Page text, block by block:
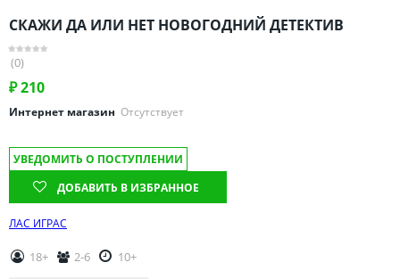
Саратовская область
Свердловская область
Смоленская область
Ставропольский край
Татарстан
Тверская область
Удмуртия
СКАЖИ ДА ИЛИ НЕТ НОВОГОДНИЙ ДЕТЕКТИВ
(0)
₽210
Интернет магазин Отсутствует
УВЕДОМИТЬ О ПОСТУПЛЕНИИ
ДОБАВИТЬ В ИЗБРАННОЕ
ЛАС ИГРАС
18+ 2-6 10+